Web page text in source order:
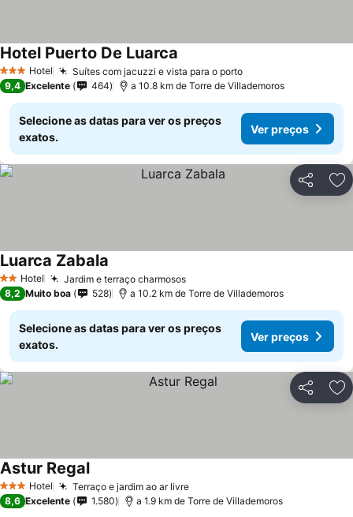
3 EstrelasHotel Suítes com jacuzzi e vista para o porto
Hotel Puerto De Luarca
9,4 Excelente 464 a 10.8 km de Torre de Villademoros
Selecione as datas para ver os preços
exatos.
Ver preços
Partilhar
2 Estrelas
Hotel Jardim e terraço charmosos
Luarca Zabala
8,2 Muito boa 528 a 10.2 km de Torre de Villademoros
Selecione as datas para ver os preços
exatos.
Ver preços
Partilhar
3 EstrelasHotel Terraço e jardim ao ar livre
Astur Regal
8,6 Excelente 1.580 a 1.9 km de Torre de Villademoros